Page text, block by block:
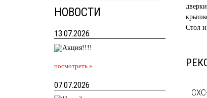
НОВОСТИ
13.07.2026
посмотреть »
07.07.2026
Стол